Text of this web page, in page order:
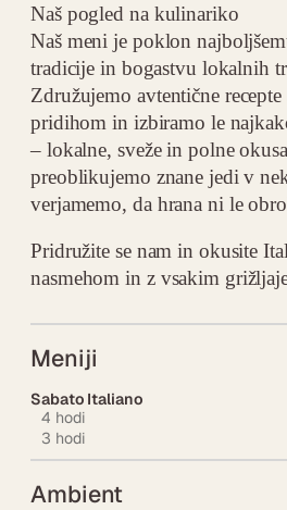
Naš pogled na kulinariko
Naš meni je poklon
tradicije in bogastvu lokalnih
Združujemo avtentične
pridihom in izbiramo le
– lokalne, sveže in polne
preoblikujemo znane jedi v
verjamemo, da hrana ni le
Pridružite se nam in okusite
nasmehom in z vsakim
Meniji
Sabato Italiano
4 hodi
3 hodi
Ambient